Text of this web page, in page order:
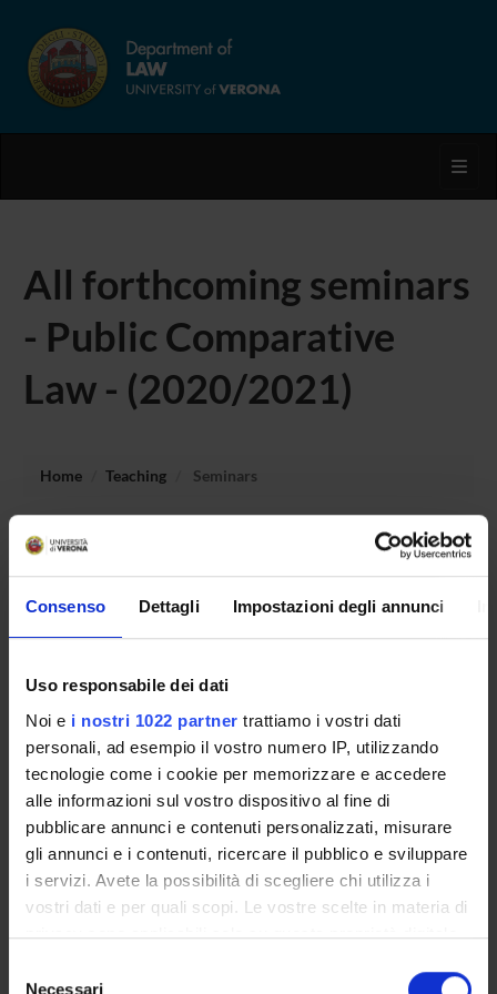
Consenso Dettagli Impostazioni degli annunci
Uso responsabile dei dati
Noi e i nostri 1022 partner trattiamo i vostri dati
personali, ad esempio il vostro numero IP, utilizzando
tecnologie come i cookie per memorizzare e accedere
alle informazioni sul vostro dispositivo al fine di
pubblicare annunci e contenuti personalizzati, misurare
gli annunci e i contenuti, ricercare il pubblico e sviluppare
i servizi. Avete la possibilità di scegliere chi utilizza i
vostri dati e per quali scopi. Le vostre scelte in materia di
privacy sono applicabili solo su questa proprietà digitale
modificare o revocare il proprio consenso in qualsiasi
Necessari
All forthcoming seminars
- Public Comparative
Law - (2020/2021)
Home Teaching Seminars
No recent seminar found relating to teaching Public
COURSES
PHD PROGRAMMES AND POSTGRADUATE
TRAINING
People
Places
Calendar